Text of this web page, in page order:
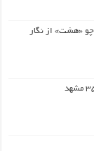
«هشت» از نگار